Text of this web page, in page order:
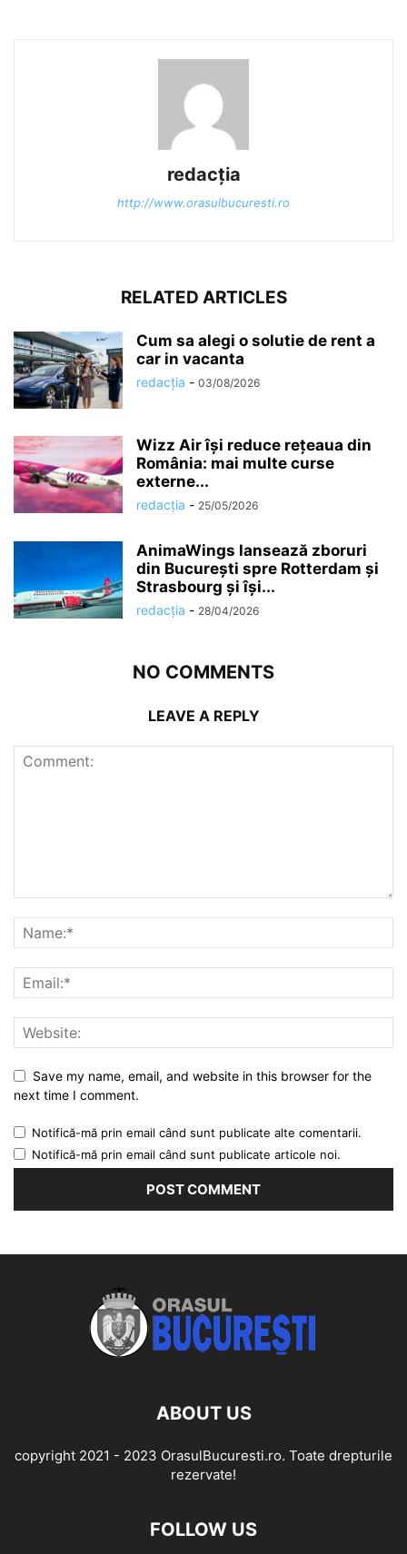
redacția
http://www.orasulbucuresti.ro
RELATED ARTICLES
Cum sa alegi o solutie de rent a
car in vacanta
redacția - 03/08/2026
Wizz Air își reduce rețeaua din
România: mai multe curse
externe...
redacția - 25/05/2026
AnimaWings lansează zboruri
din București spre Rotterdam și
Strasbourg și își...
redacția - 28/04/2026
NO COMMENTS
LEAVE A REPLY
Save my name, email, and website in this browser for the
next time I comment.
Notifică-mă prin email când sunt publicate alte comentarii.
Notifică-mă prin email când sunt publicate articole noi.
ABOUT US
copyright 2021 - 2023 OrasulBucuresti.ro. Toate drepturile
rezervate!
FOLLOW US